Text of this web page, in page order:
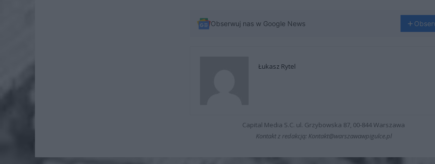
Obserwuj nas w Google News
Łukasz Rytel
Capital Media S.C. ul. Grzybowska 87, 00-844 Warszawa
Kontakt z redakcją: Kontakt@warszawawpigulce.pl